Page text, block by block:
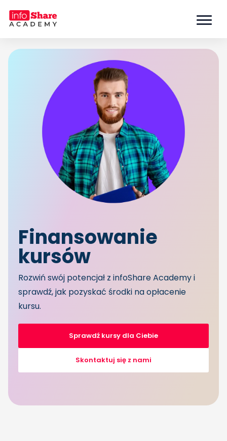
Finansowanie
kursów
Rozwiń swój potencjał z infoShare Academy i
sprawdź, jak pozyskać środki na opłacenie
kursu.
Sprawdź kursy dla Ciebie
Skontaktuj się z nami